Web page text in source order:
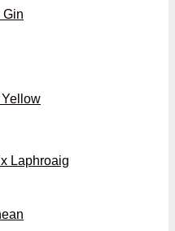
Gin
Laphroaig